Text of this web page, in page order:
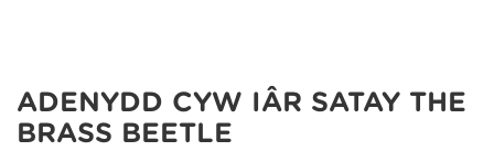
ADENYDD CYW IÂR SATAY THE
BRASS BEETLE